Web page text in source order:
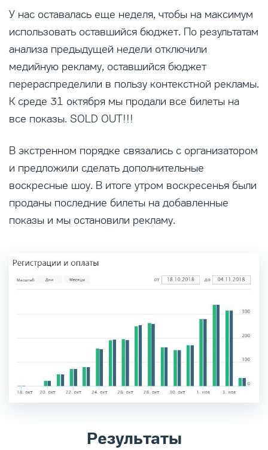
У нас оставалась еще неделя, чтобы на максимум
использовать оставшийся бюджет. По результатам
анализа предыдущей недели отключили
медийную рекламу, оставшийся бюджет
перераспределили в пользу контекстной рекламы.
К среде 31 октября мы продали все билеты на
все показы. SOLD OUT!!!
В экстренном порядке связались с организатором
и предложили сделать дополнительные
воскресные шоу. В итоге утром воскресенья были
проданы последние билеты на добавленные
показы и мы остановили рекламу.
Результаты